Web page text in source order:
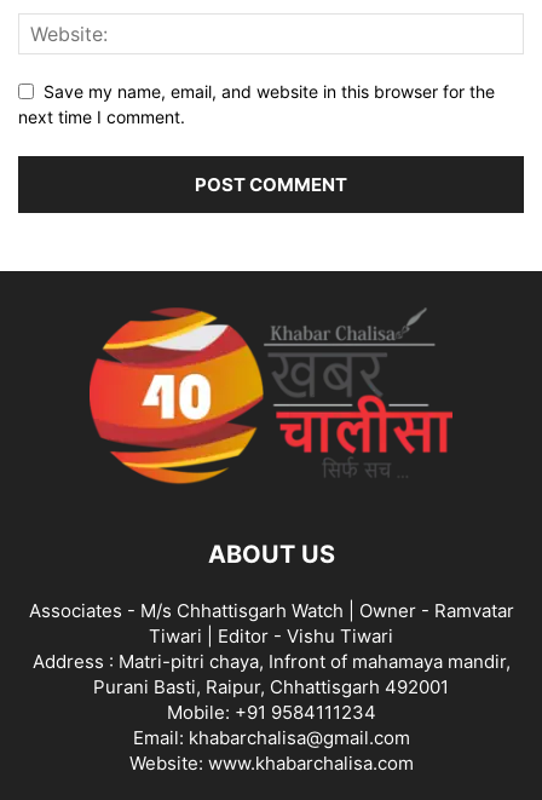
Save my name, email, and website in this browser for the
next time I comment.
ABOUT US
Associates - M/s Chhattisgarh Watch | Owner - Ramvatar
Tiwari | Editor - Vishu Tiwari
Address : Matri-pitri chaya, Infront of mahamaya mandir,
Purani Basti, Raipur, Chhattisgarh 492001
Mobile: +91 9584111234
Email: khabarchalisa@gmail.com
Website: www.khabarchalisa.com